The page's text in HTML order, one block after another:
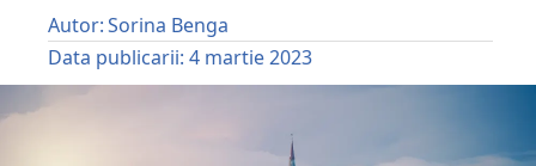
Autor:Sorina Benga
Data publicarii: 4 martie 2023